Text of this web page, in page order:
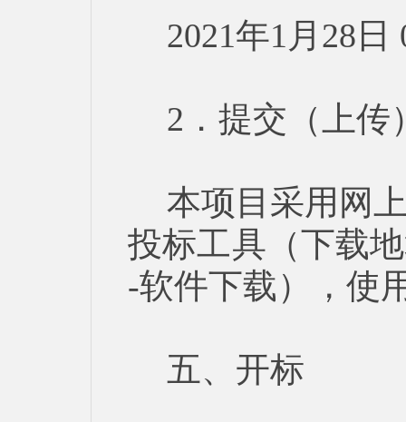
2021年1月28
2．提交（上传
本项目采用网
投标工具（下载
-软件下载），使
五、开标